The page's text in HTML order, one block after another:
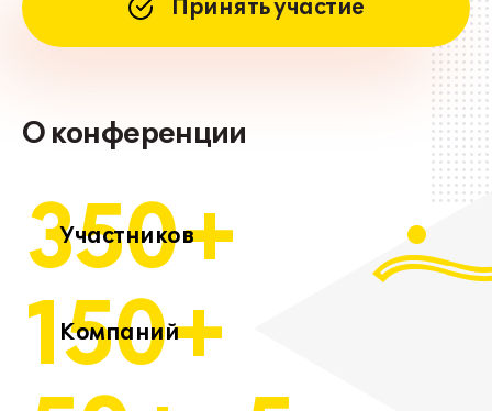
Принять участие
О конференции
350+
Участников
150+
Компаний